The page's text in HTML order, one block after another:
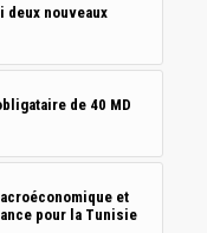
deux nouveaux
de 40 MD
et
pour la Tunisie